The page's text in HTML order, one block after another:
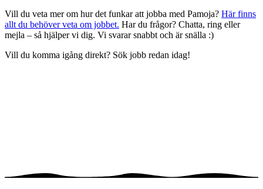
Vill du veta mer om hur det funkar att jobba med Pamoja? Här finns
allt du behöver veta om jobbet. Har du frågor? Chatta, ring eller
mejla – så hjälper vi dig. Vi svarar snabbt och är snälla :)
Vill du komma igång direkt? Sök jobb redan idag!